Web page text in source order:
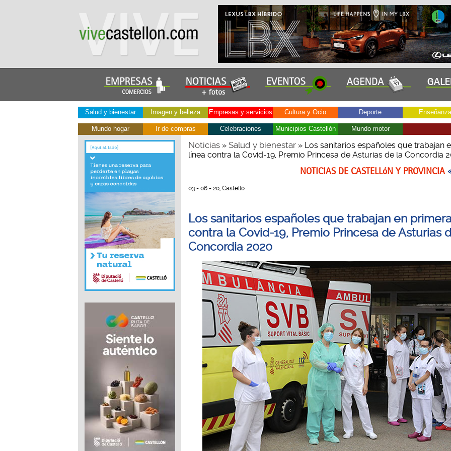
Salud y bienestar Imagen y belleza Empresas y servicios Cultura y Ocio Deporte Enseñanza
Mundo hogar Ir de compras Celebraciones Municipios Castellón Mundo motor
Noticias» Salud y bienestar» Los sanitarios españoles que trabajan
línea contra la Covid-19, Premio Princesa de Asturias de la Concordia
NOTICIAS DE CASTELLóN Y PROVINCIA
03 - 06 - 20, Castelló
Los sanitarios españoles que trabajan en
contra la Covid-19, Premio Princesa de Asturias
Concordia 2020